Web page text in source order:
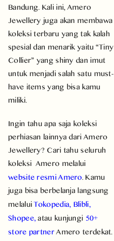
Bandung. Kali ini, Amero
Jewellery juga akan membawa
koleksi terbaru yang tak kalah
spesial dan menarik yaitu “Tiny
Collier” yang shiny dan imut
untuk menjadi salah satu must-
have items yang bisa kamu
miliki.
Ingin tahu apa saja koleksi
perhiasan lainnya dari Amero
Jewellery? Cari tahu seluruh
koleksi Amero melalui
website resmi Amero. Kamu
juga bisa berbelanja langsung
melaluiTokopedia, Blibli,
Shopee,atau kunjungi 50+
store partnerAmero terdekat.